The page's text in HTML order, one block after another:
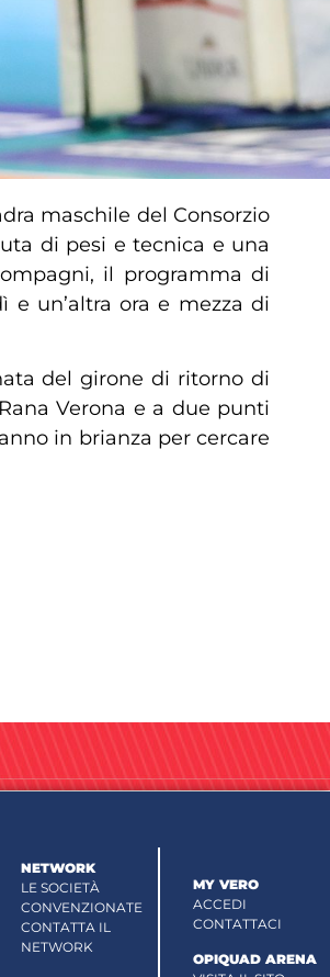
maschile del Consorzio
di pesi e tecnica e una
il programma di
un’altra ora e mezza di
del girone di ritorno di
Verona e a due punti
in brianza per cercare
NETWORK
LE SOCIETÀ
CONVENZIONATE
CONTATTA IL
NETWORK
MY VERO
ACCEDI
CONTATTACI
OPIQUAD ARENA